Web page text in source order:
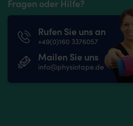
Fragen oder Hilfe?
Rufen Sie uns an
+49(0)160 3376057
Mailen Sie uns
info@physiotape.de